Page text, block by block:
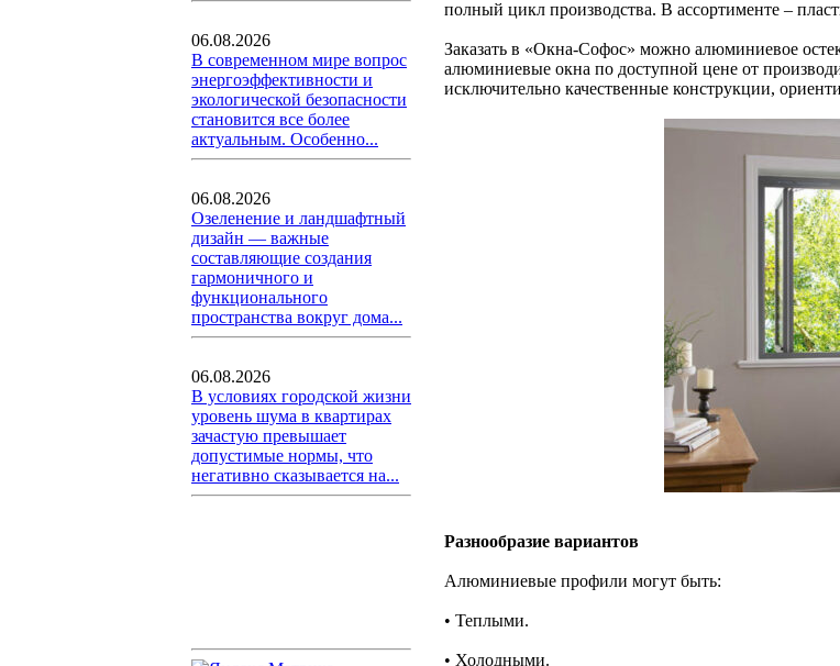
06.08.2026
В современном мире вопрос
энергоэффективности и
экологической безопасности
становится все более
актуальным. Особенно...
06.08.2026
Озеленение и ландшафтный
дизайн — важные
составляющие создания
гармоничного и
функционального
пространства вокруг дома...
06.08.2026
В условиях городской жизни
уровень шума в квартирах
зачастую превышает
допустимые нормы, что
негативно сказывается на...
полный цикл производства. В ассортименте –
Заказать в «Окна-Софос» можно алюминиевое
алюминиевые окна по доступной цене от
исключительно качественные конструкции,
Разнообразие вариантов
Алюминиевые профили могут быть:
• Теплыми.
• Холодными.